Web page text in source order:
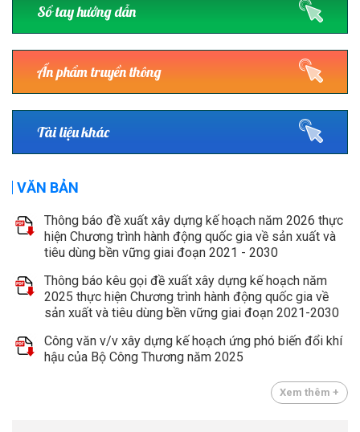
Sổ tay hướng dẫn
Ấn phẩm truyền thông
Tài liệu khác
VĂN BẢN
Thông báo đề xuất xây dựng kế hoạch năm 2026 thực
hiện Chương trình hành động quốc gia về sản xuất và
tiêu dùng bền vững giai đoạn 2021 - 2030
Thông báo kêu gọi đề xuất xây dựng kế hoạch năm
2025 thực hiện Chương trình hành động quốc gia về
sản xuất và tiêu dùng bền vững giai đoạn 2021-2030
Công văn v/v xây dựng kế hoạch ứng phó biến đổi khí
hậu của Bộ Công Thương năm 2025
Xem thêm +